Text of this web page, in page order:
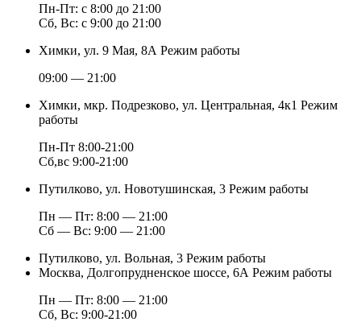
Пн-Пт: с 8:00 до 21:00
Сб, Вс: с 9:00 до 21:00
Химки, ул. 9 Мая, 8А Режим работы
09:00 — 21:00
Химки, мкр. Подрезково, ул. Центральная, 4к1 Режим
работы
Пн-Пт 8:00-21:00
Сб,вс 9:00-21:00
Путилково, ул. Новотушинская, 3 Режим работы
Пн — Пт: 8:00 — 21:00
Сб — Вс: 9:00 — 21:00
Путилково, ул. Вольная, 3 Режим работы
Москва, Долгопрудненское шоссе, 6А Режим работы
Пн — Пт: 8:00 — 21:00
Сб, Вс: 9:00-21:00